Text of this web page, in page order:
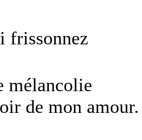
frissonnez
mélancolie
de mon amour.